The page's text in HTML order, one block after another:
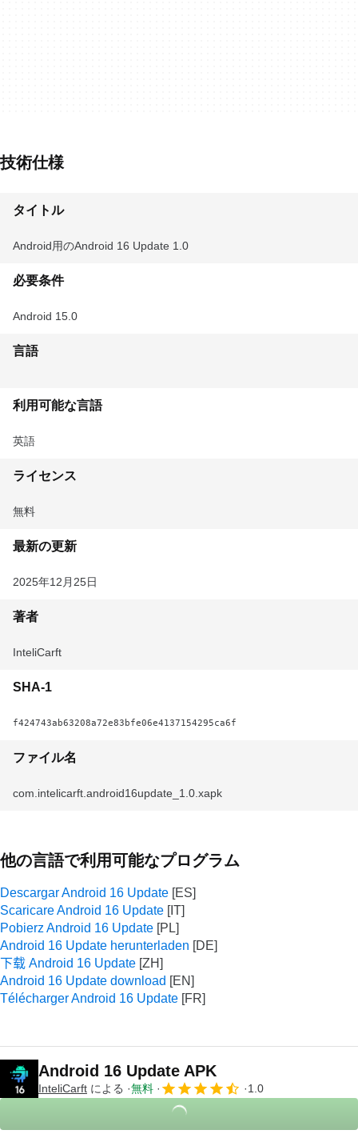
技術仕様
タイトル
Android用のAndroid 16 Update 1.0
必要条件
Android 15.0
言語
利用可能な言語
英語
ライセンス
無料
最新の更新
2025年12月25日
著者
InteliCarft
SHA-1
f424743ab63208a72e83bfe06e4137154295ca6f
ファイル名
com.intelicarft.android16update_1.0.xapk
他の言語で利用可能なプログラム
Descargar Android 16 Update
Scaricare Android 16 Update
Pobierz Android 16 Update
Android 16 Update herunterladen
下载 Android 16 Update
Android 16 Update download
Télécharger Android 16 Update
Android 16 Update APK
InteliCarft による 無料 1.0